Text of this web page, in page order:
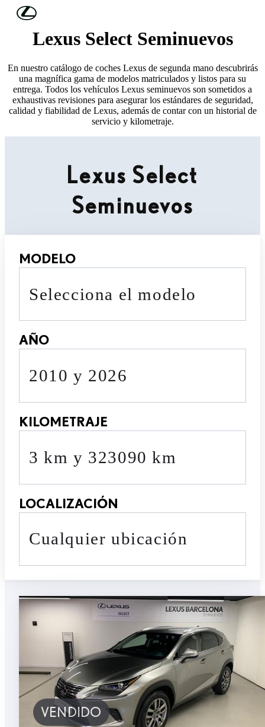
Skip to Main Content
Lexus Select Seminuevos
En nuestro catálogo de coches Lexus de segunda mano descubrirás
una magnífica gama de modelos matriculados y listos para su
entrega. Todos los vehículos Lexus seminuevos son sometidos a
exhaustivas revisiones para asegurar los estándares de seguridad,
calidad y fiabilidad de Lexus, además de contar con un historial de
servicio y kilometraje.
Lexus Select
Seminuevos
MODELO
Selecciona el modelo
AÑO
2010 y 2026
KILOMETRAJE
3 km y 323090 km
LOCALIZACIÓN
cualquier ubicación
VENDIDO